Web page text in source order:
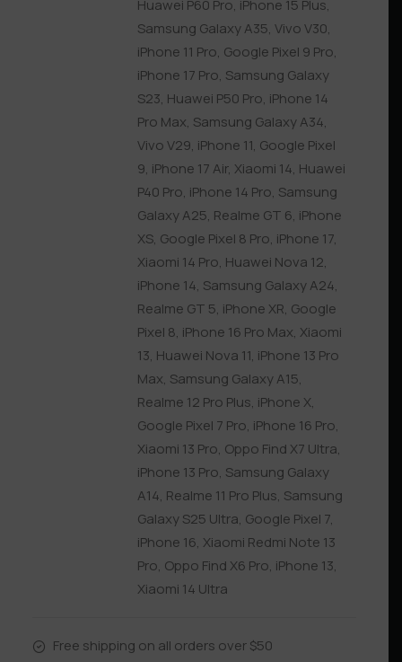
Huawei P60 Pro, iPhone 15 Plus,
Samsung Galaxy A35, Vivo V30,
iPhone 11 Pro, Google Pixel 9 Pro,
iPhone 17 Pro, Samsung Galaxy
S23, Huawei P50 Pro, iPhone 14
Pro Max, Samsung Galaxy A34,
Vivo V29, iPhone 11, Google Pixel
9, iPhone 17 Air, Xiaomi 14, Huawei
P40 Pro, iPhone 14 Pro, Samsung
Galaxy A25, Realme GT 6, iPhone
XS, Google Pixel 8 Pro, iPhone 17,
Xiaomi 14 Pro, Huawei Nova 12,
iPhone 14, Samsung Galaxy A24,
Realme GT 5, iPhone XR, Google
Pixel 8, iPhone 16 Pro Max, Xiaomi
13, Huawei Nova 11, iPhone 13 Pro
Max, Samsung Galaxy A15,
Realme 12 Pro Plus, iPhone X,
Google Pixel 7 Pro, iPhone 16 Pro,
Xiaomi 13 Pro, Oppo Find X7 Ultra,
iPhone 13 Pro, Samsung Galaxy
A14, Realme 11 Pro Plus, Samsung
Galaxy S25 Ultra, Google Pixel 7,
iPhone 16, Xiaomi Redmi Note 13
Pro, Oppo Find X6 Pro, iPhone 13,
Xiaomi 14 Ultra
Free shipping on all orders over $50